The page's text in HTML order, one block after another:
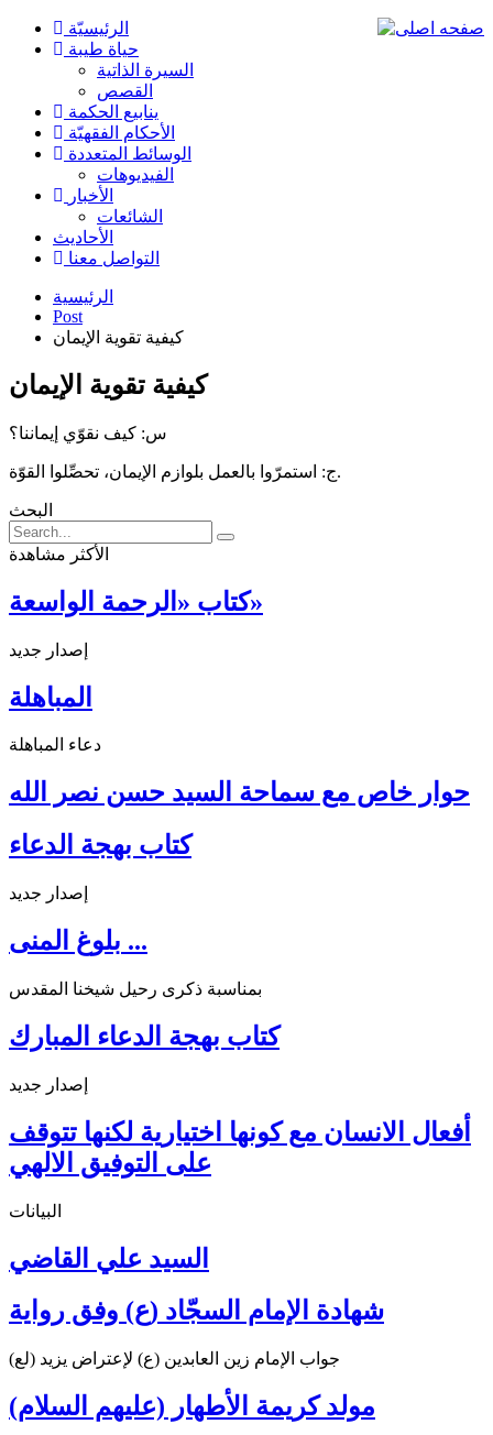
الرئیسیّة
حياة طيبة
السيرة الذاتية
القصص
ينابيع الحكمة
الأحکام الفقهیّة
الوسائط المتعددة
الفیدیوهات
الأخبار
الشائعات
الأحادیث
التواصل معنا
الرئيسية
Post
كيفية تقوية الإيمان
كيفية تقوية الإيمان
س: كیف نقوّي إيماننا؟
ج: استمرّوا بالعمل بلوازم الإيمان، تحصِّلوا القوّة.
البحث
الأكثر مشاهدة
كتاب «الرحمة الواسعة»
إصدار جديد
المباهلة
دعاء المباهلة
حوار خاص مع سماحة السيد حسن نصر الله
كتاب بهجة الدعاء
إصدار جديد
بلوغ المنى ...
بمناسبة ذكرى رحيل شيخنا المقدس
كتاب بهجة الدعاء المبارك
إصدار جديد
أفعال الانسان مع كونها اختيارية لكنها تتوقف
على التوفيق الالهي
البيانات
السيد علي القاضي
شهادة الإمام السجّاد (ع) وفق رواية
جواب الإمام زين العابدين (ع) لإعتراض يزيد (لع)
مولد كريمة الأطهار (عليهم السلام)